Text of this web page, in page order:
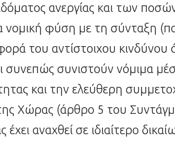
ανεργίας και των
φύση με τη σύνταξη
του αντίστοιχου
συνεπώς συνιστούν νόμιμα
και την ελεύθερη
Χώρας (άρθρο 5 του
αναχθεί σε ιδιαίτερο